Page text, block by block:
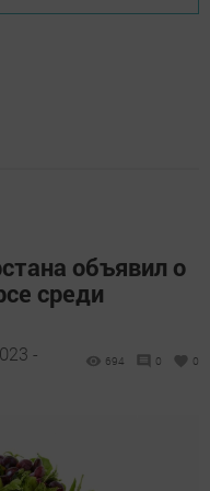
объявил о
среди
-
694 0 0